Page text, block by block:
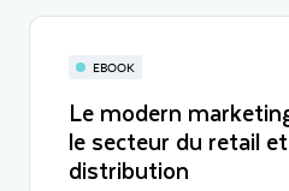
EBOOK
Le modern
le secteur du retail
distribution